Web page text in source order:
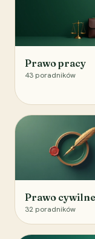
Prawo pracy
43 poradników
Prawo cywilne
32 poradników